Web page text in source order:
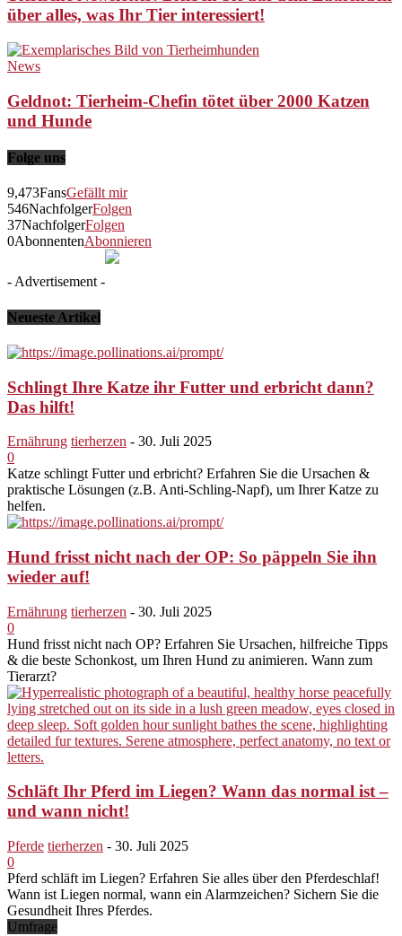
über alles, was Ihr Tier interessiert!
News
Geldnot: Tierheim-Chefin tötet über 2000 Katzen
und Hunde
Folge uns
9,473FansGefällt mir
546NachfolgerFolgen
37NachfolgerFolgen
0AbonnentenAbonnieren
- Advertisement -
Neueste Artikel
Schlingt Ihre Katze ihr Futter und erbricht dann?
Das hilft!
Ernährung tierherzen - 30. Juli 2025
0
Katze schlingt Futter und erbricht? Erfahren Sie die Ursachen &
praktische Lösungen (z.B. Anti-Schling-Napf), um Ihrer Katze zu
helfen.
Hund frisst nicht nach der OP: So päppeln Sie ihn
wieder auf!
Ernährung tierherzen - 30. Juli 2025
0
Hund frisst nicht nach OP? Erfahren Sie Ursachen, hilfreiche Tipps
& die beste Schonkost, um Ihren Hund zu animieren. Wann zum
Tierarzt?
Schläft Ihr Pferd im Liegen? Wann das normal ist –
und wann nicht!
Pferde tierherzen - 30. Juli 2025
0
Pferd schläft im Liegen? Erfahren Sie alles über den Pferdeschlaf!
Wann ist Liegen normal, wann ein Alarmzeichen? Sichern Sie die
Gesundheit Ihres Pferdes.
Umfrage